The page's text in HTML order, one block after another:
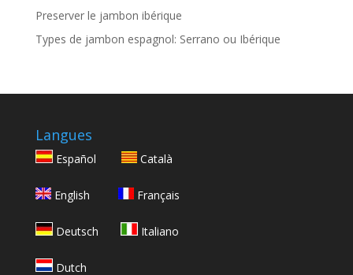
Preserver le jambon ibérique
Types de jambon espagnol: Serrano ou Ibérique
Langues
Español Català
English Français
Deutsch Italiano
Dutch